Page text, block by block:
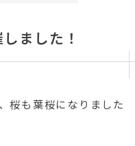
ました！
桜も葉桜になりました